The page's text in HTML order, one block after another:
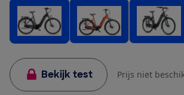
Bekijk test Prijs niet